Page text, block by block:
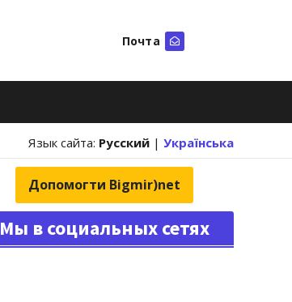
Почта
Язык сайта: Русский | Українська
Допомогти Bigmir)net
Мы в социальных сетях